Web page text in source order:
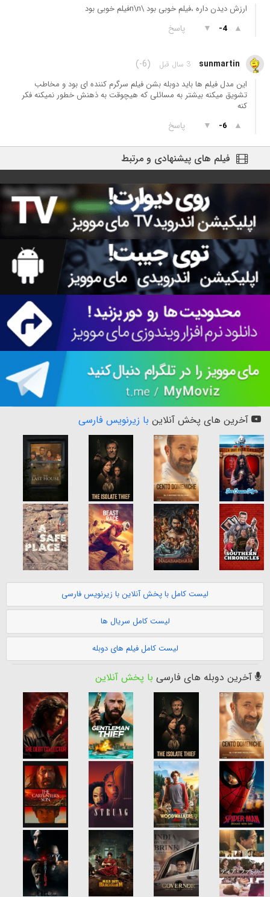
ارزش دیدن داره ،فیلم خوبی بود \n\nفیلم خوبی بود
▲
-4
▼ پاسخ
sunmartin 3 سال قبل (-6)
این مدل فیلم ها باید دوبله بشن فیلم سرگرم کننده ای بود و مخاطب
تشویق میکنه بیشتر به مسائلی که هیچوقت به ذهنش خطور نمیکنه فکر
کنه
▲
-6
▼ پاسخ
فیلم های پیشنهادی و مرتبط
آخرین های پخش آنلاین با زیرنویس فارسی
لیست کامل با پخش آنلاین با زیرنویس فارسی
لیست کامل سریال ها
لیست کامل فیلم های دوبله
آخرین دوبله های فارسی با پخش آنلاین